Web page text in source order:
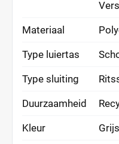
Materiaal
Type luiertas
Type sluiting
Duurzaamheid
Kleur Grijs